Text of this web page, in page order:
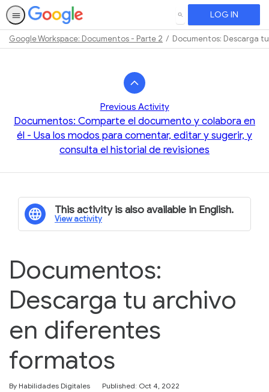
SEARCH LOG IN
Google Workspace: Documentos - Parte 2 Documentos: Descarga
Previous Activity
Documentos: Comparte el documento y colabora en
él - Usa los modos para comentar, editar y sugerir, y
consulta el historial de revisiones
This activity is also available in English.
View activity
Documentos:
Descarga tu archivo
en diferentes
formatos
By Habilidades Digitales
Published: Oct 4, 2022